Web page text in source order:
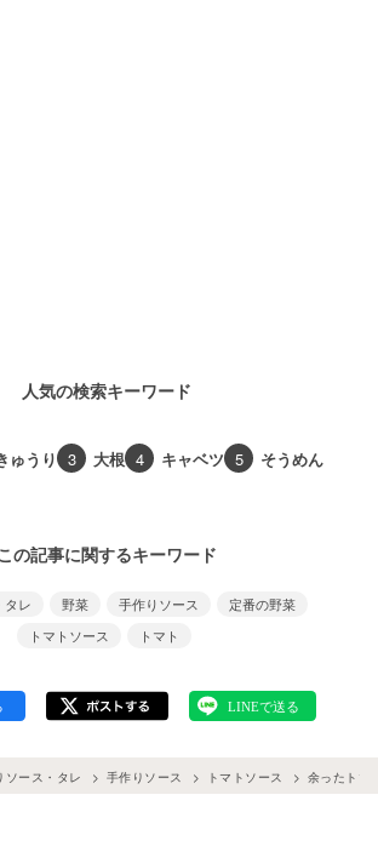
人気の検索キーワード
ゅうり 3 大根 4 キャベツ 5 そうめん
の記事に関するキーワード
タレ 野菜 手作りソース
定番の野菜
トマトソース
トマト
ソース・タレ 手作りソース トマトソース 余ったトマ